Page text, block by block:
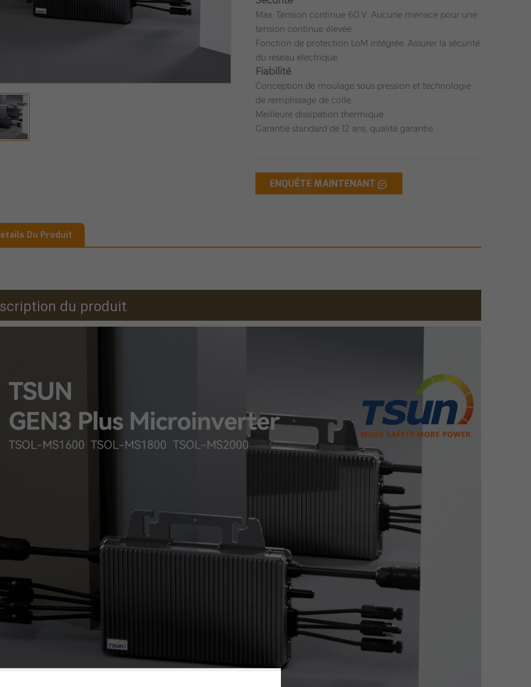
Max. Tension continue 60 V. Aucune menace pour une
tension continue élevée.
Fonction de protection LoM intégrée. Assurer la sécurité
du réseau électrique.
Fiabilité
Conception de moulage sous pression et technologie
de remplissage de colle.
Meilleure dissipation thermique.
Garantie standard de 12 ans, qualité garantie.
ENQUÊTE MAINTENANT
Du Produit
du produit